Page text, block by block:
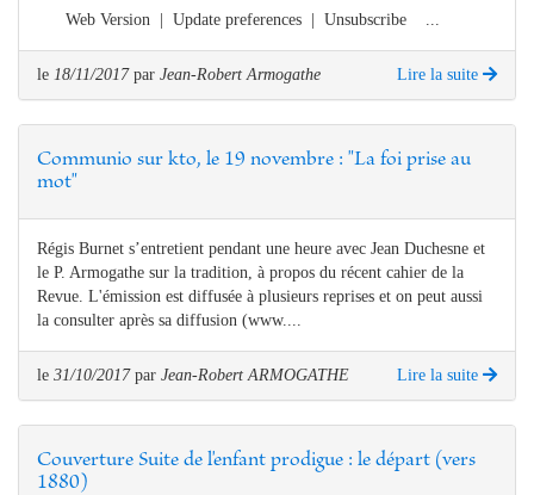
Web Version | Update preferences | Unsubscribe ...
le 18/11/2017 par Jean-Robert Armogathe Lire la suite
Communio sur kto, le 19 novembre : "La foi prise au
mot"
Régis Burnet s’entretient pendant une heure avec Jean Duchesne et
le P. Armogathe sur la tradition, à propos du récent cahier de la
Revue. L'émission est diffusée à plusieurs reprises et on peut aussi
la consulter après sa diffusion (www....
le 31/10/2017 par Jean-Robert ARMOGATHE Lire la suite
Couverture Suite de l'enfant prodigue : le départ (vers
1880)